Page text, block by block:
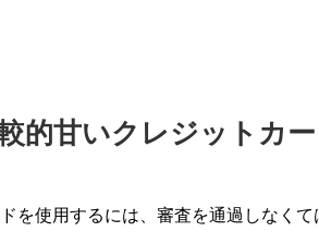
的甘いクレジットカ
を使用するには、審査を通過しなくて